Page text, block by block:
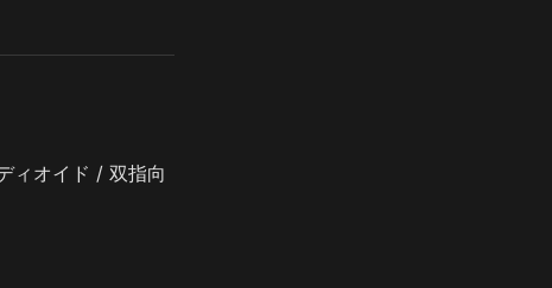
ィオイド / 双指向